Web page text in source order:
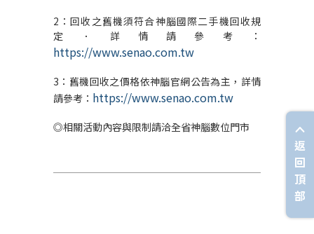
2：回收之舊機須符合神腦國際二手機回收規
定．詳情請參考：
https://www.senao.com.tw
3：舊機回收之價格依神腦官網公告為主，詳情
請參考： https://www.senao.com.tw
◎相關活動內容與限制請洽全省神腦數位門市
返
回
頂
部